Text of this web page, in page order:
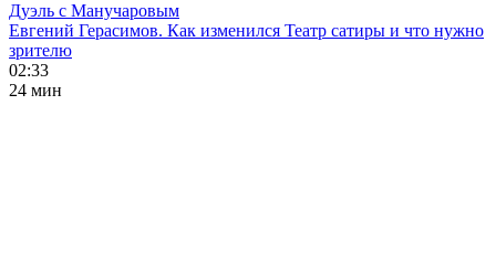
Дуэль с Манучаровым
Евгений Герасимов. Как изменился Театр сатиры и что нужно
зрителю
02:33
24 мин